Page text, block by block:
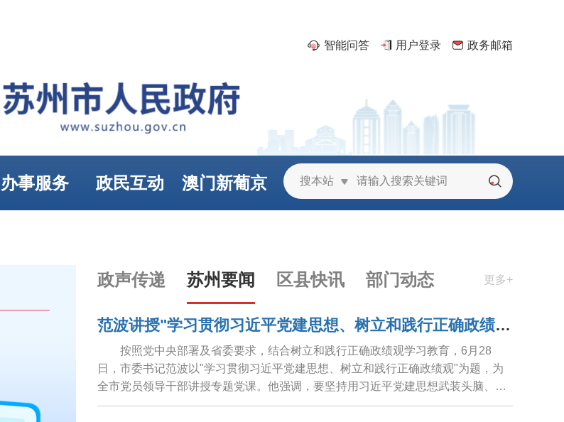
智能问答 用户登录 政务邮箱
搜本站
办事服务 政民互动 澳门新葡京
政声传递 苏州要闻 区县快讯 部门动态 更多+
范波讲授"学习贯彻习近平党建思想、树立和践行正确政绩观"专题党课
按照党中央部署及省委要求，结合树立和践行正确政绩观学习教育，6月28
日，市委书记范波以"学习贯彻习近平党建思想、树立和践行正确政绩观"为题，为
全市党员领导干部讲授专题党课。他强调，要坚持用习近平党建思想武装头脑、指
导实践、推动工作，牢固树立和践...